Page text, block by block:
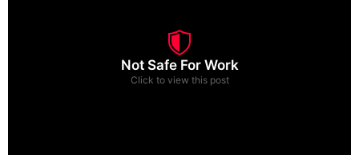
Not Safe For Work
Click to view this post